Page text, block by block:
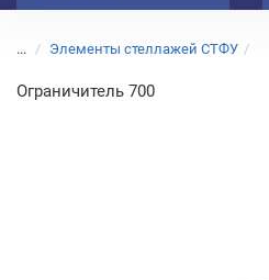
... Элементы стеллажей СТФУ
Ограничитель 700